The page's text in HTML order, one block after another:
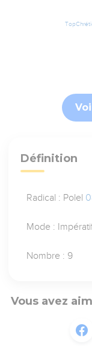
Définition
Radical : Polel
Mode :
Nombre : 9
Vous avez